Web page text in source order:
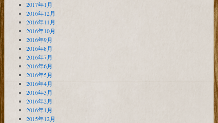
2017年1月
2016年12月
2016年11月
2016年10月
2016年9月
2016年8月
2016年7月
2016年6月
2016年5月
2016年4月
2016年3月
2016年2月
2016年1月
2015年12月